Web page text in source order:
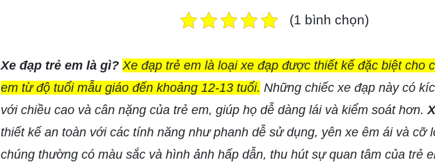
(1 bình chọn)
Xe đạp trẻ em là gì? Xe đạp trẻ em là loại xe đạp được thiết kế đặc biệt cho
em từ độ tuổi mẫu giáo đến khoảng 12-13 tuổi. Những chiếc xe đạp này có
với chiều cao và cân nặng của trẻ em, giúp họ dễ dàng lái và kiểm soát hơn.
thiết kế an toàn với các tính năng như phanh dễ sử dụng, yên xe êm ái và cỡ
chúng thường có màu sắc và hình ảnh hấp dẫn, thu hút sự quan tâm của trẻ